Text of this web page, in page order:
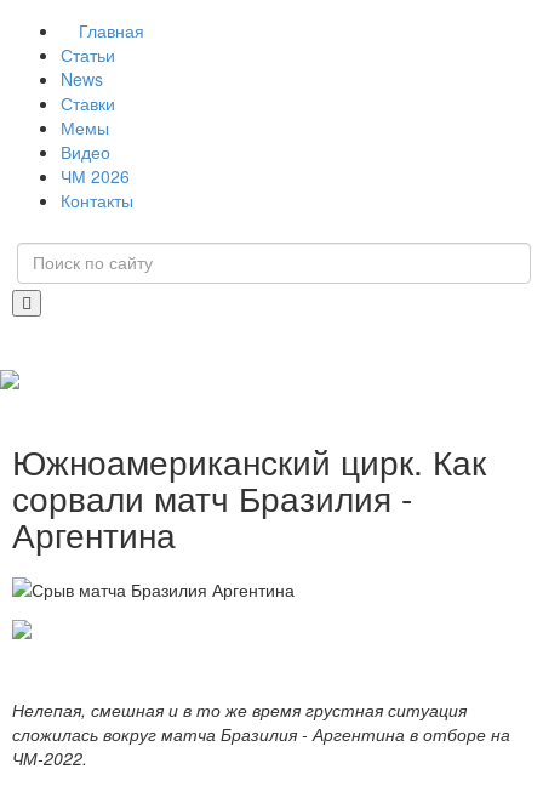
Главная
Статьи
News
Ставки
Мемы
Видео
ЧМ 2026
Контакты
Южноамериканский цирк. Как
сорвали матч Бразилия -
Аргентина
Нелепая, смешная и в то же время грустная ситуация
сложилась вокруг матча Бразилия - Аргентина в отборе на
ЧМ-2022.